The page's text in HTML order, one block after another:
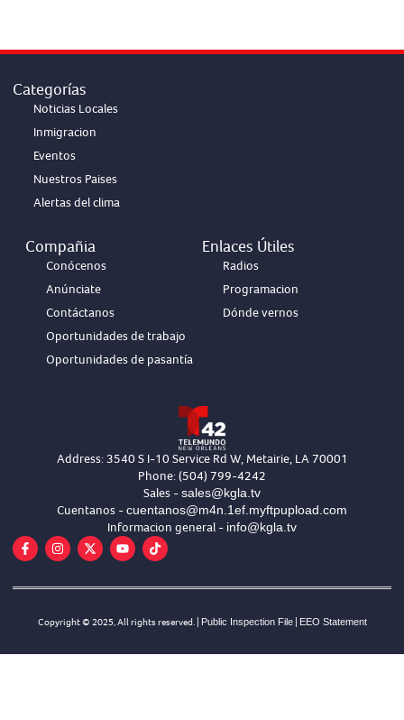
Categorías
Noticias Locales
Inmigracion
Eventos
Nuestros Paises
Alertas del clima
Compañia
Conócenos
Anúnciate
Contáctanos
Oportunidades de trabajo
Oportunidades de pasantía
Enlaces Útiles
Radios
Programacion
Dónde vernos
Address: 3540 S I-10 Service Rd W, Metairie, LA 70001
Phone: (504) 799-4242
Sales - sales@kgla.tv
Cuentanos - cuentanos@m4n.1ef.myftpupload.com
Informacion general - info@kgla.tv
Copyright © 2025, All rights reserved. | Public Inspection File| EEO Statement